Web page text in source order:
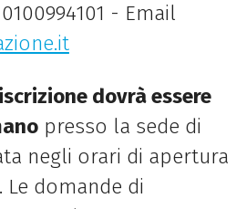
- Email
dovrà essere
presso la sede di
negli orari di apertura
Le domande di